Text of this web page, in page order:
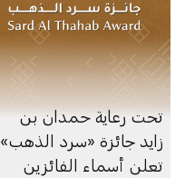
تحت رعاية حمدان بن
زايد جائزة «سرد الذهب»
تعلن أسماء الفائزين